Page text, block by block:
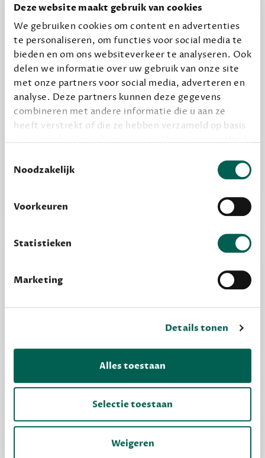
Deze website maakt gebruik van cookies
We gebruiken cookies om content en advertenties
te personaliseren, om functies voor social media te
bieden en om ons websiteverkeer te analyseren. Ook
delen we informatie over uw gebruik van onze site
met onze partners voor social media, adverteren en
analyse. Deze partners kunnen deze gegevens
combineren met andere informatie die u aan ze
heeft verstrekt of die ze hebben verzameld op basis
grondslag gebeurt, en er niet onnodig data van je
wordt verwerkt. Gevoelige persoonsgegevens delen
Noodzakelijk
Voorkeuren
Statistieken
Marketing
Details tonen
Alles toestaan
Selectie toestaan
Weigeren
halen.
12,50 per maand, incl. verzending
Geef cadeau
Alles van Dewey Free
Vooraf een tipje van de sluier, zodat je kunt
Dewey Free
Krijg boekentips, persoonlijk voor jou en je
vrienden. Krijg én geef betere cadeaus.